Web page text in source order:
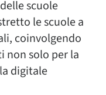
scuole
le scuole a
coinvolgendo
non solo per la
digitale